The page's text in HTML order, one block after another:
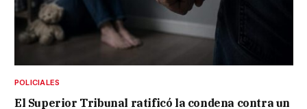
POLICIALES
El Superior Tribunal ratificó la condena contra un